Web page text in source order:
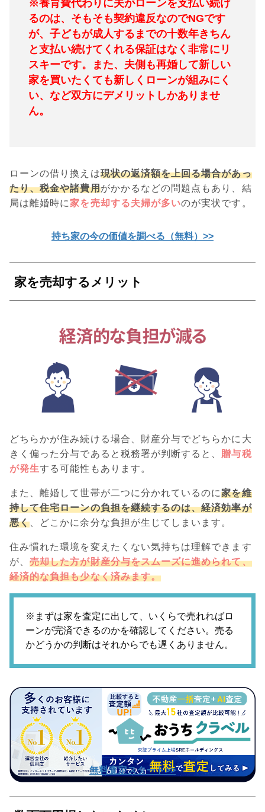
※養育費代わりに夫がローンを支払い続け
るのは、そもそも契約違反なのでNGです
が、子どもが成人するまでの十数年きちん
と支払い続けてくれる保証はなく非常にリ
スキーです。
また、夫側も再婚して新しい
家を買いたくても新しくローンが組みにく
い、など双方にデメリットしかありませ
ん。
ローンの借り換えは現状の返済額を上回る場合があっ
たり、税金や諸費用がかかるなどの問題点もあり、結
局は離婚時に 家を売却する夫婦が多いのが実状です。
持ち家の今の価値を調べる（無料）>>
家を売却するメリット
どちらかが住み続ける場合、財産分与でどちらかに大
きく偏った分与であると税務署が判断すると、 贈与税
が発生する可能性もあります。
また、離婚して世帯が二つに分かれているのに家を維
持して住宅ローンの負担を継続するのは、経済効率が
悪く、どこかに余分な負担が生じてしまいます。
住み慣れた環境を変えたくない気持ちは理解できます
が、売却した方が財産分与をスムーズに進められて、
経済的な負担も少なく済みます。
※まずは家を査定に出して、いくらで売れればロ
ーンが完済できるのかを確認してください。売る
かどうかの判断はそれからでも遅くありません。
無料査定スタート>>